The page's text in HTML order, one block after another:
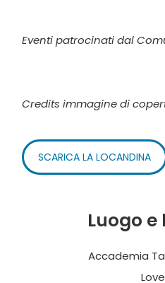
Eventi patrocinati dal
Credits immagine di
SCARICA LA LOCANDINA
Luogo
Accademia